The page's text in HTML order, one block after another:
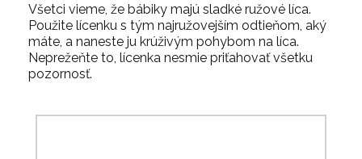
Všetci vieme, že bábiky majú sladké ružové líca.
Použite lícenku s tým najružovejším odtieňom, aký
máte, a naneste ju krúživým pohybom na líca.
Neprežeňte to, lícenka nesmie priťahovať všetku
pozornosť.